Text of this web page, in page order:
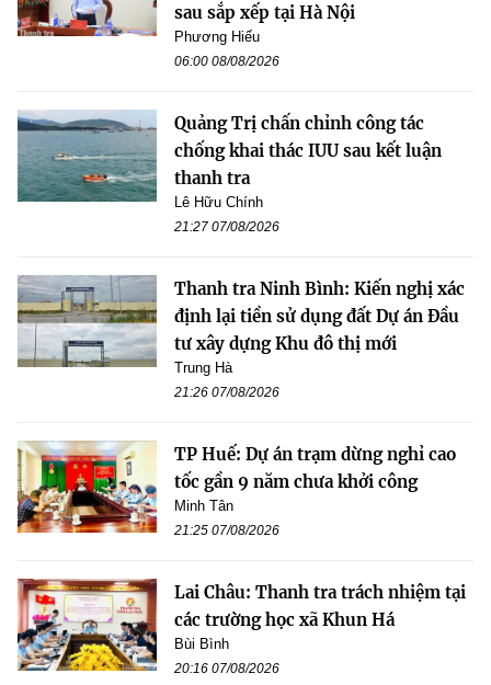
sau sắp xếp tại Hà Nội
Phương Hiếu
06:00 08/08/2026
Quảng Trị chấn chỉnh công tác
chống khai thác IUU sau kết luận
thanh tra
Lê Hữu Chính
21:27 07/08/2026
Thanh tra Ninh Bình: Kiến nghị xác
định lại tiền sử dụng đất Dự án Đầu
tư xây dựng Khu đô thị mới
Trung Hà
21:26 07/08/2026
TP Huế: Dự án trạm dừng nghỉ cao
tốc gần 9 năm chưa khởi công
Minh Tân
21:25 07/08/2026
Lai Châu: Thanh tra trách nhiệm tại
các trường học xã Khun Há
Bùi Bình
20:16 07/08/2026